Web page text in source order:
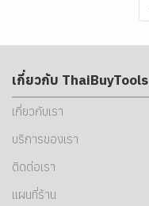
เกี่ยวกับ ThaiBuyTools
เกี่ยวกับเรา
บริการของเรา
ติดต่อเรา
แผนที่ร้าน